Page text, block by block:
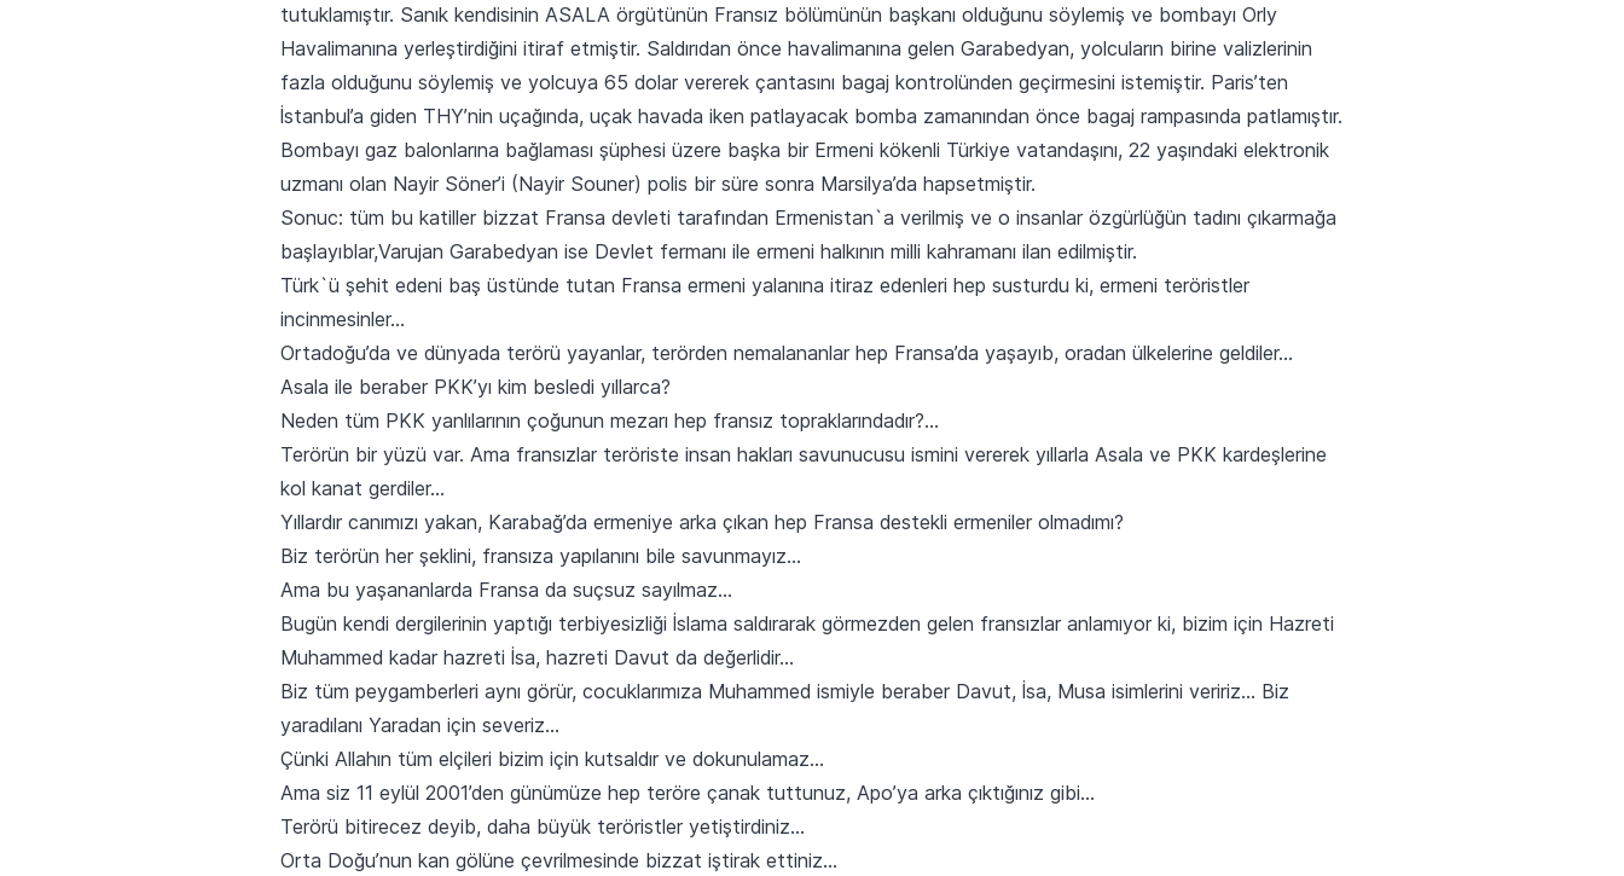
tutuklamıştır. Sanık kendisinin ASALA örgütünün Fransız bölümünün başkanı olduğunu söylemiş ve bombayı Orly
Havalimanına yerleştirdiğini itiraf etmiştir. Saldırıdan önce havalimanına gelen Garabedyan, yolcuların birine valizlerinin
fazla olduğunu söylemiş ve yolcuya 65 dolar vererek çantasını bagaj kontrolünden geçirmesini istemiştir. Paris’ten
İstanbul’a giden THY’nin uçağında, uçak havada iken patlayacak bomba zamanından önce bagaj rampasında patlamıştır.
Bombayı gaz balonlarına bağlaması şüphesi üzere başka bir Ermeni kökenli Türkiye vatandaşını, 22 yaşındaki elektronik
uzmanı olan Nayir Söner’i (Nayir Souner) polis bir süre sonra Marsilya’da hapsetmiştir.
Sonuc: tüm bu katiller bizzat Fransa devleti tarafından Ermenistan`a verilmiş ve o insanlar özgürlüğün tadını çıkarmağa
başlayıblar,Varujan Garabedyan ise Devlet fermanı ile ermeni halkının milli kahramanı ilan edilmiştir.
Türk`ü şehit edeni baş üstünde tutan Fransa ermeni yalanına itiraz edenleri hep susturdu ki, ermeni teröristler
incinmesinler…
Ortadoğu’da ve dünyada terörü yayanlar, terörden nemalananlar hep Fransa’da yaşayıb, oradan ülkelerine geldiler…
Asala ile beraber PKK’yı kim besledi yıllarca?
Neden tüm PKK yanlılarının çoğunun mezarı hep fransız topraklarındadır?…
Terörün bir yüzü var. Ama fransızlar teröriste insan hakları savunucusu ismini vererek yıllarla Asala ve PKK kardeşlerine
kol kanat gerdiler…
Yıllardır canımızı yakan, Karabağ’da ermeniye arka çıkan hep Fransa destekli ermeniler olmadımı?
Biz terörün her şeklini, fransıza yapılanını bile savunmayız…
Ama bu yaşananlarda Fransa da suçsuz sayılmaz…
Bugün kendi dergilerinin yaptığı terbiyesizliği İslama saldırarak görmezden gelen fransızlar anlamıyor ki, bizim için Hazreti
Muhammed kadar hazreti İsa, hazreti Davut da değerlidir…
Biz tüm peygamberleri aynı görür, cocuklarımıza Muhammed ismiyle beraber Davut, İsa, Musa isimlerini veririz… Biz
yaradılanı Yaradan için severiz…
Çünki Allahın tüm elçileri bizim için kutsaldır ve dokunulamaz…
Ama siz 11 eylül 2001’den günümüze hep teröre çanak tuttunuz, Apo’ya arka çıktığınız gibi…
Terörü bitirecez deyib, daha büyük teröristler yetiştirdiniz…
Orta Doğu’nun kan gölüne çevrilmesinde bizzat iştirak ettiniz…